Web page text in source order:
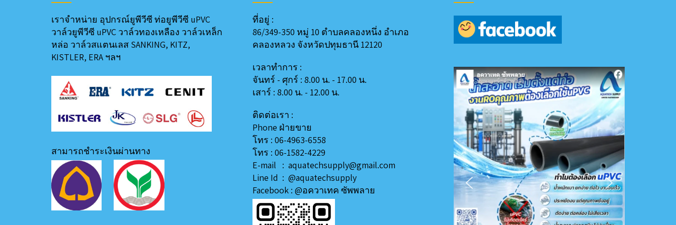
เราจำหน่าย อุปกรณ์ยูพีวีซี ท่อยูพีวีซี uPVC
วาล์วยูพีวีซี uPVC วาล์วทองเหลือง วาล์วเหล็ก
หล่อ วาล์วสแตนเลส SANKING, KITZ,
KISTLER, ERA ฯลฯ
สามารถชำระเงินผ่านทาง
ที่อยู่ :
86/349-350 หมู่ 10 ตำบลคลองหนึ่ง อำเภอ
คลองหลวง จังหวัดปทุมธานี 12120
เวลาทำการ :
จันทร์ - ศุกร์ : 8.00 น. - 17.00 น.
เสาร์ : 8.00 น. - 12.00 น.
ติดต่อเรา :
Phone ฝ่ายขาย
โทร : 06-4963-6558
โทร : 06-1582-4229
E-mail : aquatechsupply@gmail.com
Line Id : @aquatechsupply
Facebook : @อควาเทค ซัพพลาย